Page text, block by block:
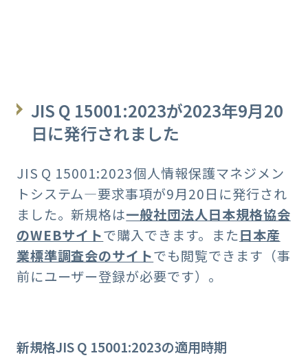
JIS Q 15001:2023が2023年9月20
日に発行されました
JIS Q 15001:2023個人情報保護マネジメン
トシステム―要求事項が9月20日に発行され
ました。新規格は一般社団法人日本規格協会
のWEBサイトで購入できます。また日本産
業標準調査会のサイトでも閲覧できます（事
前にユーザー登録が必要です）。
新規格JIS Q 15001:2023の適用時期